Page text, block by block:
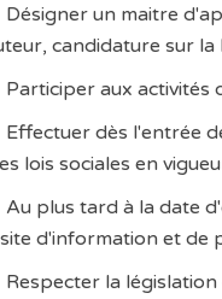
Désigner un maitre
candidature sur la
Participer aux activités
Effectuer dès l'entrée
lois sociales en
Au plus tard à la date
d'information et de
Respecter la